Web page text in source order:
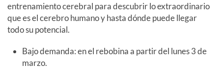
entrenamiento cerebral para descubrir lo extraordinario
que es el cerebro humano y hasta dónde puede llegar
todo su potencial.
Bajo demanda: en el rebobina a partir del lunes 3 de
marzo.